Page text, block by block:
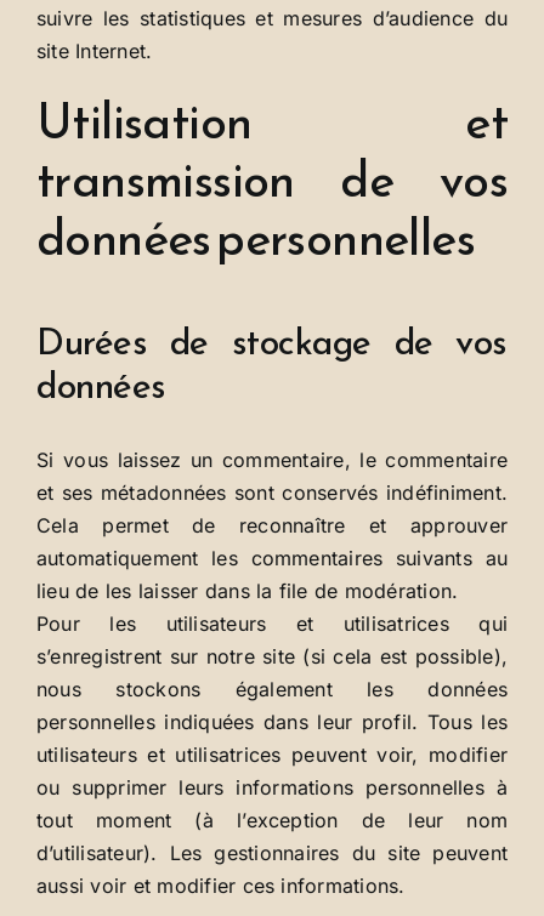
suivre les statistiques et mesures d’audience du
site Internet.
Utilisation et
transmission de vos
données personnelles
Durées de stockage de vos
données
Si vous laissez un commentaire, le commentaire
et ses métadonnées sont conservés indéfiniment.
Cela permet de reconnaître et approuver
automatiquement les commentaires suivants au
lieu de les laisser dans la file de modération.
Pour les utilisateurs et utilisatrices qui
s’enregistrent sur notre site (si cela est possible),
nous stockons également les données
personnelles indiquées dans leur profil. Tous les
utilisateurs et utilisatrices peuvent voir, modifier
ou supprimer leurs informations personnelles à
tout moment (à l’exception de leur nom
d’utilisateur). Les gestionnaires du site peuvent
aussi voir et modifier ces informations.